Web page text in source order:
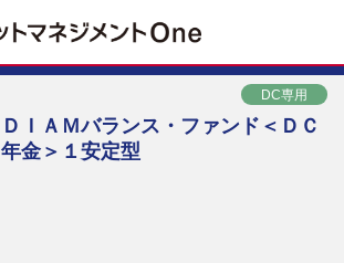
DC専用
ＤＩＡＭバランス・ファンド＜ＤＣ
年金＞１安定型